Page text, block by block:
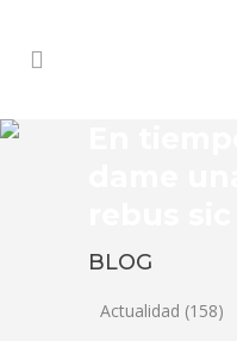
BLOG
Actualidad (158)